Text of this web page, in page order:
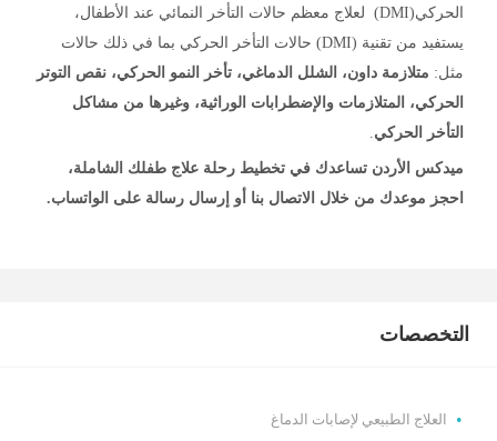
الحركي(DMI) لعلاج معظم حالات التأخر النمائي عند الأطفال،
يستفيد من تقنية (DMI) حالات التأخر الحركي بما في ذلك حالات
مثل: متلازمة داون، الشلل الدماغي، تأخر النمو الحركي، نقص التوتر
الحركي، المتلازمات والإضطرابات الوراثية، وغيرها من مشاكل
التأخر الحركي.
ميدكس الأردن تساعدك في تخطيط رحلة علاج طفلك الشاملة،
احجز موعدك من خلال الاتصال بنا أو إرسال رسالة على الواتساب.
التخصصات
العلاج الطبيعي لإصابات الدماغ